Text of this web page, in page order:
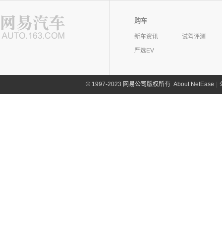
购车
新车资讯
试驾评测
严选EV
©1997-2023 网易公司版权所有 About NetEase